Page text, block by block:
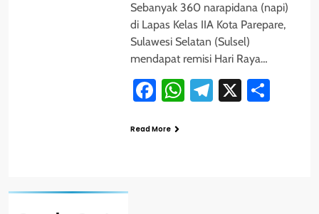
Sebanyak 360 narapidana (napi)
di Lapas Kelas IIA Kota Parepare,
Sulawesi Selatan (Sulsel)
mendapat remisi Hari Raya…
Facebook
WhatsApp
Telegram
X
Read More